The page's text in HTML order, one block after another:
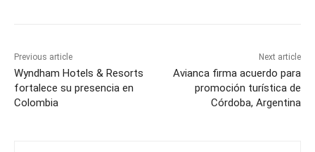
Previous article
Wyndham Hotels & Resorts
fortalece su presencia en
Colombia
Next article
Avianca firma acuerdo para
promoción turística de
Córdoba, Argentina